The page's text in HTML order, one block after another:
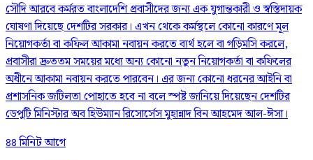
সৌদি আরবে কর্মরত বাংলাদেশি প্রবাসীদের জন্য এক যুগান্তকারী ও স্বস্তিদায়ক
ঘোষণা দিয়েছে দেশটির সরকার। এখন থেকে কর্মস্থলে কোনো কারণে মূল
নিয়োগকর্তা বা কফিল আকামা নবায়ন করতে ব্যর্থ হলে বা গড়িমসি করলে,
প্রবাসীরা দ্রুততম সময়ের মধ্যে অন্য কোনো নতুন নিয়োগকর্তা বা কফিলের
অধীনে আকামা নবায়ন করতে পারবেন। এর জন্য কোনো ধরনের আইনি বা
প্রশাসনিক জটিলতা পোহাতে হবে না বলে স্পষ্ট জানিয়ে দিয়েছেন দেশটির
ডেপুটি মিনিস্টার অব হিউম্যান রিসোর্সেস মুহান্নাদ বিন আহমেদ আল-ঈসা।
৪৪ মিনিট আগে